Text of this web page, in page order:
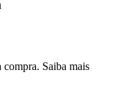
compra. Saiba mais